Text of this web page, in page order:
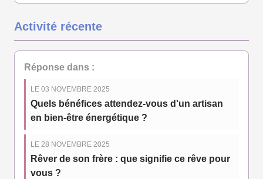
Activité récente
Réponse dans :
LE 03 NOVEMBRE 2025
Quels bénéfices attendez-vous d'un artisan
en bien-être énergétique ?
LE 28 NOVEMBRE 2025
Rêver de son frère : que signifie ce rêve pour
vous ?